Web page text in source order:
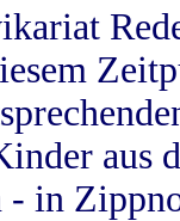
aus
in